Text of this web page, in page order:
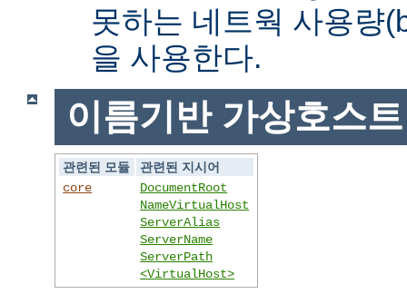
못하는 네트웍 사용량
을 사용한다.
이름기반 가상호스
관련된 모듈
관련된 지시어
core
DocumentRoot
NameVirtualHost
ServerAlias
ServerName
ServerPath
<VirtualHost>